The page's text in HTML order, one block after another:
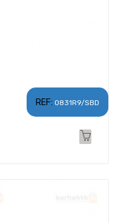
REF: 0831R9/SBD